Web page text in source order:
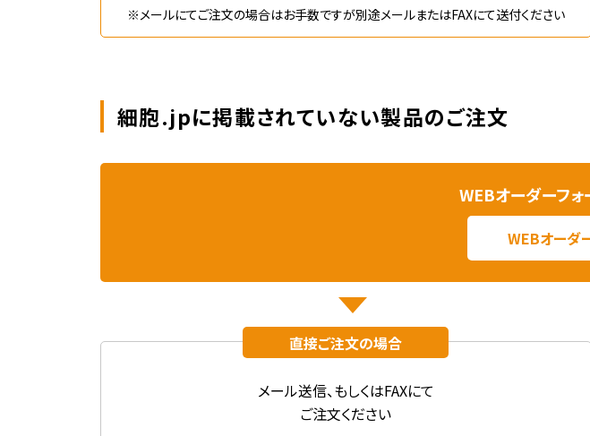
※メールにてご注文の場合はお手数ですが別途メールまたはFAXにて送付ください
細胞.jpに掲載されていない製品のご注文
WEBオーダーフォ
WEBオーダ
直接ご注文の場合
メール送信、もしくはFAXにて
ご注文ください